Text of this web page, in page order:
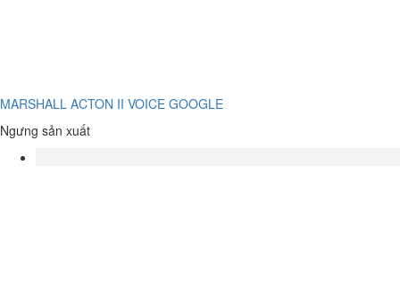
MARSHALL ACTON II VOICE GOOGLE
Ngưng sản xuất